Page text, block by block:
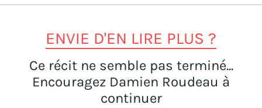
ENVIE D'EN LIRE PLUS ?
Ce récit ne semble pas terminé...
Encouragez Damien Roudeau à
continuer